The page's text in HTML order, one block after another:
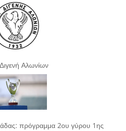
Αλωνίων
πρόγραμμα 2ου γύρου 1ης